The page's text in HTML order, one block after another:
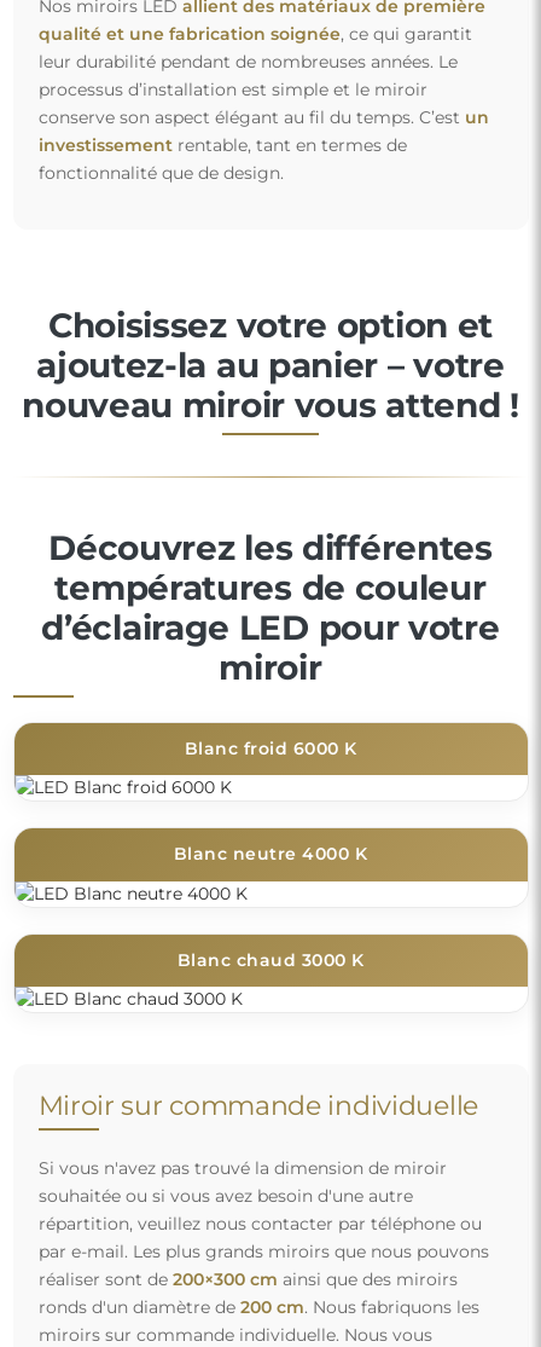
Nos miroirs LED allient des matériaux de première
qualité et une fabrication soignée, ce qui garantit
leur durabilité pendant de nombreuses années. Le
processus d’installation est simple et le miroir
conserve son aspect élégant au fil du temps. C’est un
investissementrentable, tant en termes de
fonctionnalité que de design.
Choisissez votre option et
ajoutez-la au panier – votre
nouveau miroir vous attend !
Découvrez les différentes
températures de couleur
d’éclairage LED pour votre
miroir
Blanc froid 6000 K
Blanc neutre 4000 K
Blanc chaud 3000 K
Miroir sur commande individuelle
Si vous n'avez pas trouvé la dimension de miroir
souhaitée ou si vous avez besoin d'une autre
répartition, veuillez nous contacter par téléphone ou
par e-mail. Les plus grands miroirs que nous pouvons
réaliser sont de 200×300 cm ainsi que des miroirs
ronds d'un diamètre de 200 cm. Nous fabriquons les
miroirs sur commande individuelle. Nous vous